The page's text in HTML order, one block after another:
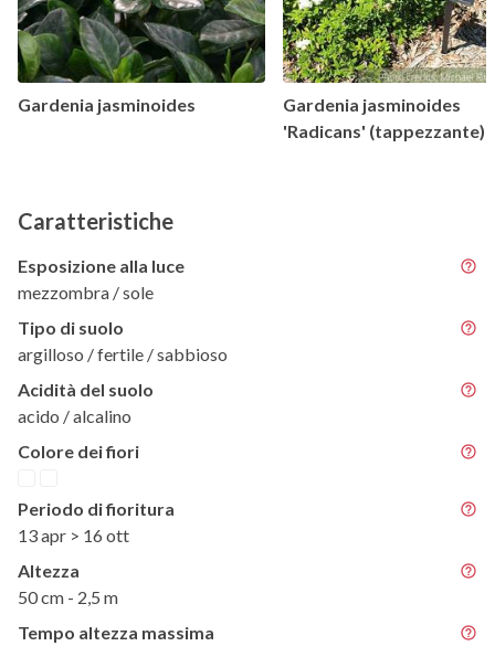
Gardenia jasminoides
Gardenia jasminoides
'Radicans' (tappezzante)
Caratteristiche
Esposizione alla luce
mezzombra / sole
Tipo di suolo
argilloso / fertile / sabbioso
Acidità del suolo
acido / alcalino
Colore dei fiori
Periodo di fioritura
13 apr > 16 ott
Altezza
50 cm - 2,5 m
Tempo altezza massima